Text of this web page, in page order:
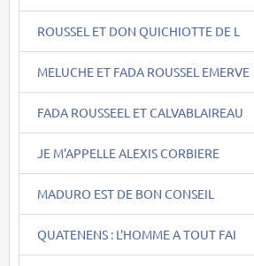
ROUSSEL ET DON QUICHIOTTE DE L
MELUCHE ET FADA ROUSSEL EMERVE
FADA ROUSSEEL ET CALVABLAIREAU
JE M'APPELLE ALEXIS CORBIERE
MADURO EST DE BON CONSEIL
QUATENENS : L'HOMME A TOUT FAI